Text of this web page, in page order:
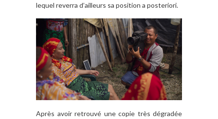
lequel reverra d’ailleurs sa position a posteriori.
Après avoir retrouvé une copie très dégradée